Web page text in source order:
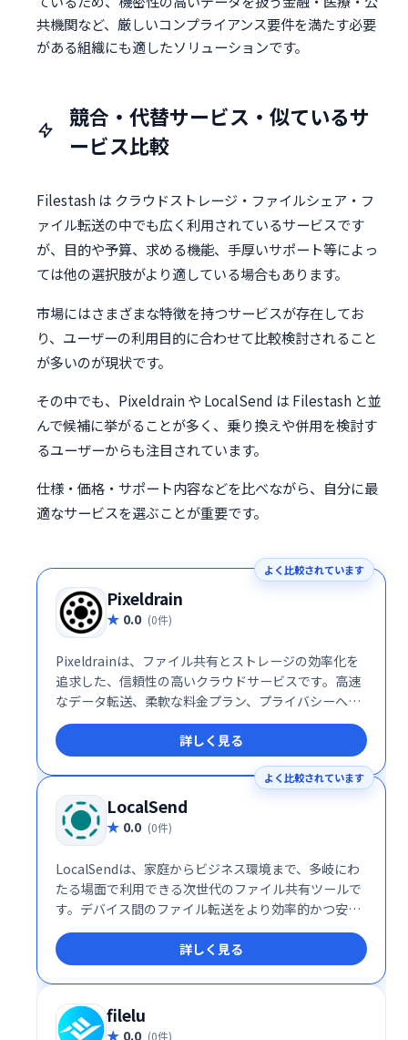
共機関など、厳しいコンプライアンス要件を満たす必要
がある組織にも適したソリューションです。
競合・代替サービス・似ているサ
ービス比較
Filestash は クラウドストレージ・ファイルシェア・フ
ァイル転送の中でも広く利用されているサービスです
が、目的や予算、求める機能、手厚いサポート等によっ
ては他の選択肢がより適している場合もあります。
市場にはさまざまな特徴を持つサービスが存在してお
り、ユーザーの利用目的に合わせて比較検討されること
が多いのが現状です。
その中でも、Pixeldrain や LocalSend は Filestash と並
んで候補に挙がることが多く、乗り換えや併用を検討す
るユーザーからも注目されています。
仕様・価格・サポート内容などを比べながら、自分に最
適なサービスを選ぶことが重要です。
よく比較されています
Pixeldrain
0.0 (0件)
Pixeldrainは、ファイル共有とストレージの効率化を
追求した、信頼性の高いクラウドサービスです。高速
なデータ転送、柔軟な料金プラン、プライバシーへの
徹底した配慮により、個人ユーザーから企業まで幅広
い層に支持されています。特に、大容量ファイルを頻
繁に扱うクリエイターやプライバシーを重視する利用
者にとって、Pixeldrainは理想的な選択肢となるでし
ょう。
詳しく見る
よく比較されています
LocalSend
0.0 (0件)
LocalSendは、家庭からビジネス環境まで、多岐にわ
たる場面で利用できる次世代のファイル共有ツールで
す。デバイス間のファイル転送をより効率的かつ安全
に行いたい方に、ぜひ一度試してみていただきたいサ
ービスです。
詳しく見る
filelu
0.0 (0件)